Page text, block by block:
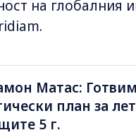
на глобалния
Матас:
план за
5 г.